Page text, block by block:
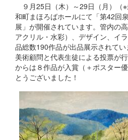
９月25日（木）～29日（月）（
和町まほろばホールにて「第42回
展」が開催されています。管内の
アクリル・水彩）、デザイン、イ
品総数190作品が出品展示されて
美術顧問と代表生徒による投票が
からは８作品が入賞（＋ポスター
とうございました！